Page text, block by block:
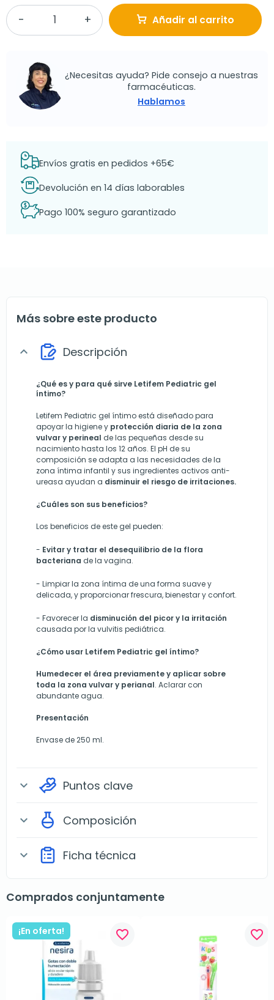
Añadir al carrito
¿Necesitas ayuda? Pide consejo a nuestras
farmacéuticas.
Hablamos
Envíos gratis en pedidos +65€
Devolución en 14 días laborables
Pago 100% seguro garantizado
Más sobre este producto
expand_more Descripción
¿Qué es y para qué sirve Letifem Pediatric gel
íntimo?
Letifem Pediatric gel íntimo está diseñado para
apoyar la higiene y protección diaria de la zona
vulvar y perineal de las pequeñas desde su
nacimiento hasta los 12 años. El pH de su
composición se adapta a las necesidades de la
zona íntima infantil y sus ingredientes activos anti-
ureasa ayudan a disminuir el riesgo de irritaciones.
¿Cuáles son sus beneficios?
Los beneficios de este gel pueden:
- Evitar y tratar el desequilibrio de la flora
bacteriana de la vagina.
- Limpiar la zona íntima de una forma suave y
delicada, y proporcionarfrescura, bienestar y confort.
- Favorecer la disminución del picor y la irritación
causada por la vulvitis pediátrica.
¿Cómo usar Letifem Pediatric gel íntimo?
Humedecer el área previamente y aplicar sobre
toda la zona vulvar y perianal. Aclarar con
abundante agua.
Presentación
Envase de 250 ml.
expand_more Puntos clave
expand_more Composición
expand_more Ficha técnica
Comprados conjuntamente
¡En oferta! favorite_border favorite_border